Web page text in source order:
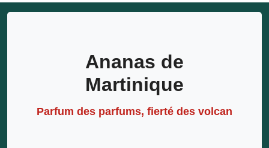
Ananas de
Martinique
Parfum des parfums, fierté des volcan